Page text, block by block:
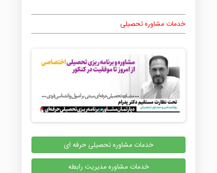
خدمات مشاوره تحصیلی
خدمات مشاوره تحصیلی حرفه ای
خدمات مشاوره مدیریت رابطه